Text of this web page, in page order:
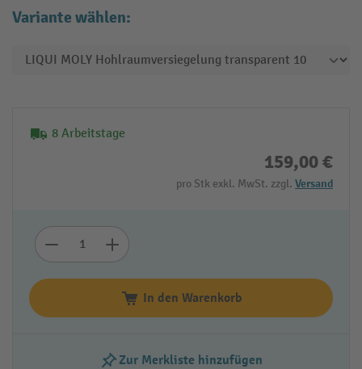
Variante wählen:
8 Arbeitstage
159,00 €
pro Stk exkl. MwSt. zzgl. Versand
In den Warenkorb
Zur Merkliste hinzufügen